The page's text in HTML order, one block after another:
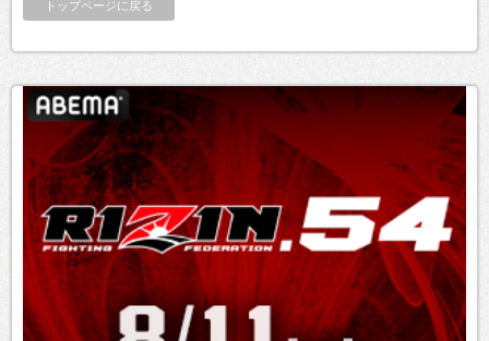
トップページに戻る